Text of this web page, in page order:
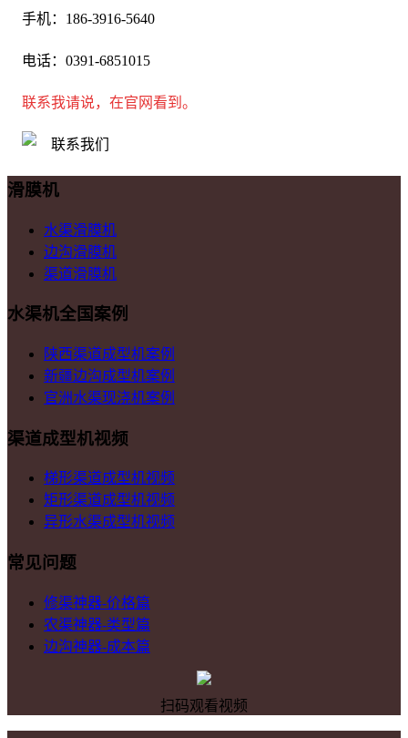
手机：186-3916-5640
电话：0391-6851015
联系我请说，在官网看到。
滑膜机
水渠滑膜机
边沟滑膜机
渠道滑膜机
水渠机全国案例
陕西渠道成型机案例
新疆边沟成型机案例
官洲水渠现浇机案例
渠道成型机视频
梯形渠道成型机视频
矩形渠道成型机视频
异形水渠成型机视频
常见问题
修渠神器-价格篇
农渠神器-类型篇
边沟神器-成本篇
扫码观看视频